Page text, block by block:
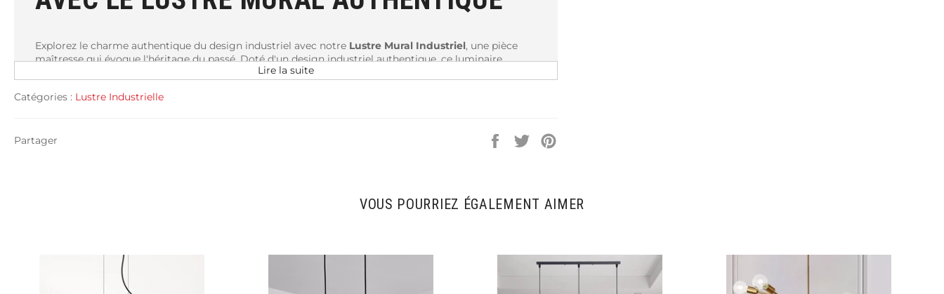
Explorez le charme authentique du design industriel avec notre Lustre Mural Industriel, une pièce
maîtresse qui évoque l'héritage du passé. Doté d'un design industriel authentique, ce luminaire
s'appuie sur une base en acier de plomberie à la finition vieillie, offrant une touche brute et
Bien plus qu'un simple luminaire, ce lustre mural constitue une véritable déclaration de style. Idéal
pour les lofts, les ateliers ou toute pièce où vous souhaitez intégrer une esthétique industrielle, il
ce soit pour un plafond bas ou élevé.
L'installation de ce luminaire est simplifiée, vous permettant de profiter rapidement de son charme
Lire la suite
Catégories : Lustre Industrielle
Partager
Partager
sur
Tweeter
sur
VOUS POURRIEZ ÉGALEMENT AIMER